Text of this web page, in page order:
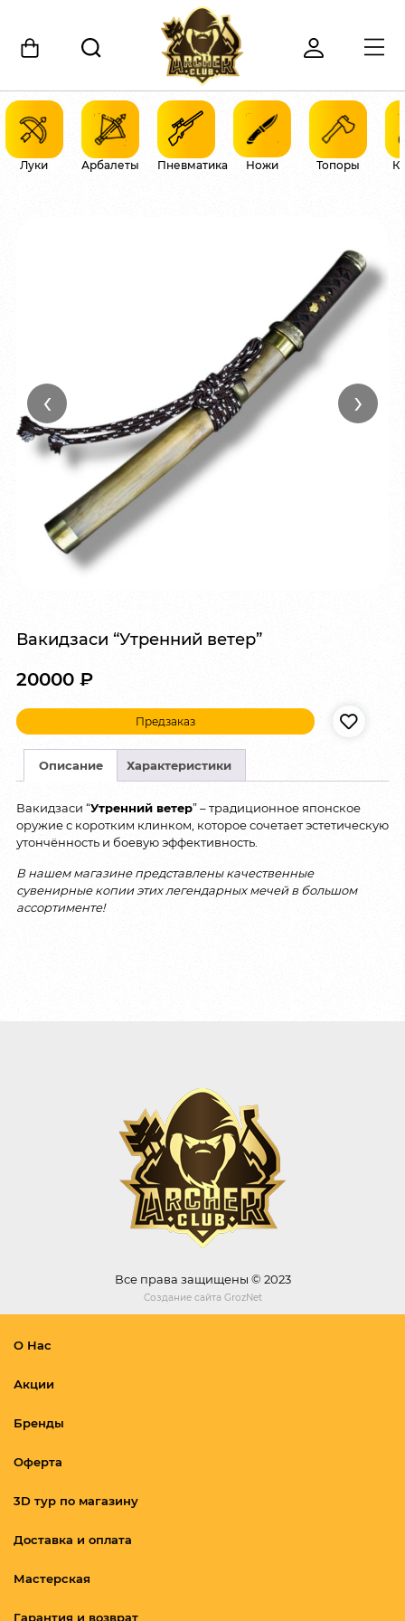
Луки Арбалеты Пневматика Ножи Топоры
‹ ›
Вакидзаси “Утренний ветер”
20000 ₽
Предзаказ
Описание Характеристики
Вакидзаси “Утренний ветер” – традиционное японское
оружие с коротким клинком, которое сочетает эстетическую
утончённость и боевую эффективность.
В нашем магазине представлены качественные
сувенирные копии этих легендарных мечей в большом
ассортименте!
Все права защищены © 2023
Создание сайта GrozNet
О Нас
Акции
Бренды
Оферта
3D тур по магазину
Доставка и оплата
Мастерская
Гарантия и возврат